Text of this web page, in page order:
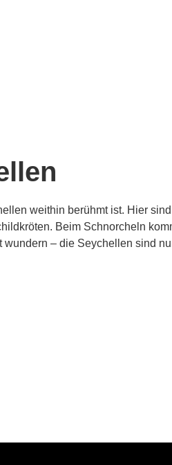
weithin berühmt ist. Hier
Beim Schnorcheln
– die Seychellen sind